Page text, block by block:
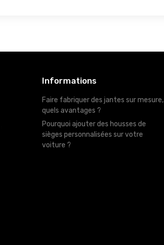
Informations
Faire fabriquer des jantes sur mesure,
quels avantages ?
Pourquoi ajouter des housses de
sièges personnalisées sur votre
voiture ?